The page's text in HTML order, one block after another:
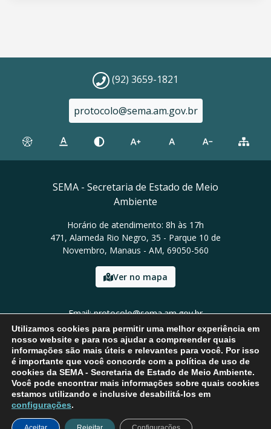
(92) 3659-1821
protocolo@sema.am.gov.br
SEMA - Secretaria de Estado de Meio
Ambiente
Horário de atendimento: 8h às 17h
471, Alameda Rio Negro, 35 - Parque 10 de
Novembro, Manaus - AM, 69050-560
Ver no mapa
Email: protocolo@sema.am.gov.br
Tel: (92) 3659-1821
Utilizamos cookies para permitir uma melhor experiência em
nosso website e para nos ajudar a compreender quais
informações são mais úteis e relevantes para você. Por isso
é importante que você concorde com a política de uso de
cookies da SEMA - Secretaria de Estado de Meio Ambiente.
Você pode encontrar mais informações sobre quais cookies
estamos utilizando e inclusive desabilitá-los em
configurações.